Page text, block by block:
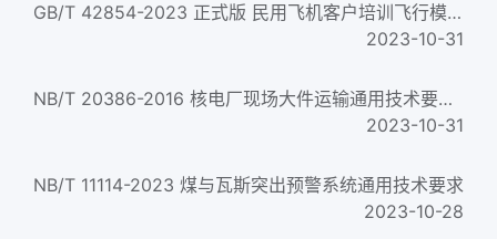
GB/T 42854-2023 正式版 民用飞机客户培训飞行模拟机通用技术规范
2023-10-31
NB/T 20386-2016 核电厂现场大件运输通用技术要求 General technical requirements. for transportation of large i...
2023-10-31
NB/T 11114-2023 煤与瓦斯突出预警系统通用技术要求
2023-10-28